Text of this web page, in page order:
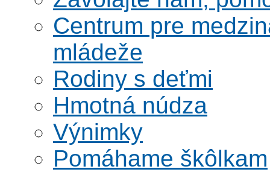
Centrum pre
mládeže
Rodiny s deťmi
Hmotná núdza
Výnimky
Pomáhame škôlkam